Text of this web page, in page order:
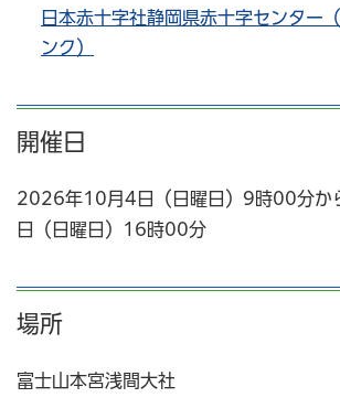
日本赤十字社静岡県赤十字センター
ンク）
開催日
2026年10月4日（日曜日）9時00分
日（日曜日）16時00分
場所
富士山本宮浅間大社